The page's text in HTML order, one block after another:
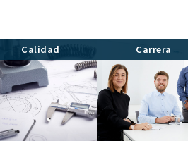
Calidad Carrera